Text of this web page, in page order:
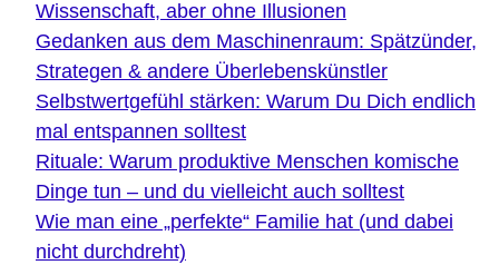
Wissenschaft, aber ohne Illusionen
Gedanken aus dem Maschinenraum: Spätzünder,
Strategen & andere Überlebenskünstler
Selbstwertgefühl stärken: Warum Du Dich endlich
mal entspannen solltest
Rituale: Warum produktive Menschen komische
Dinge tun – und du vielleicht auch solltest
Wie man eine „perfekte“ Familie hat (und dabei
nicht durchdreht)